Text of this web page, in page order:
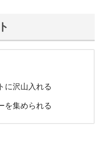
に沢山入れる
を集められる